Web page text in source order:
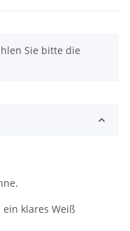
Sie bitte die
klares Weiß